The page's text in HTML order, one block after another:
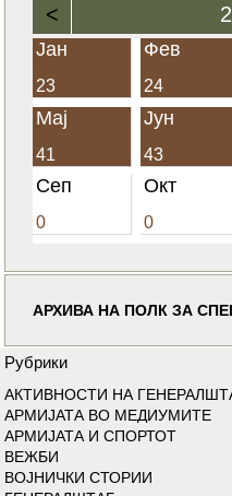
<
Јан
23
Фев
24
Мај
41
Јун
43
Сеп
0
Окт
0
АРХИВА НА ПОЛК ЗА
Рубрики
АКТИВНОСТИ НА
АРМИЈАТА ВО МЕДИУМИТЕ
АРМИЈАТА И СПОРТОТ
ВЕЖБИ
ВОЈНИЧКИ СТОРИИ